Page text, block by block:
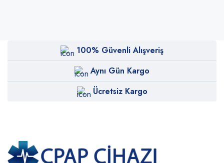
100% Güvenli Alışveriş
Aynı Gün Kargo
Ücretsiz Kargo